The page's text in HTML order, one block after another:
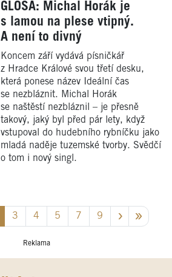
GLOSA: Michal Horák je
s lamou na plese vtipný.
A není to divný
Koncem září vydává písničkář
z Hradce Králové svou třetí desku,
která ponese název Ideální čas
se nezbláznit. Michal Horák
se naštěstí nezbláznil – je přesně
takový, jaký byl před pár lety, když
vstupoval do hudebního rybníčku jako
mladá naděje tuzemské tvorby. Svědčí
o tom i nový singl.
3 4 5 7 9
Reklama